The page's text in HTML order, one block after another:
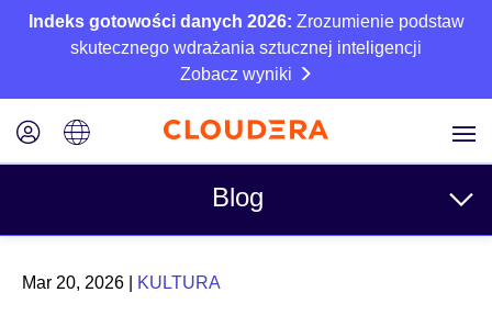
Indeks gotowości danych 2026: Zrozumienie podstaw
skutecznego wdrażania sztucznej inteligencji
Zobacz wyniki
Blog
Tematy
Mar 20, 2026 KULTURA